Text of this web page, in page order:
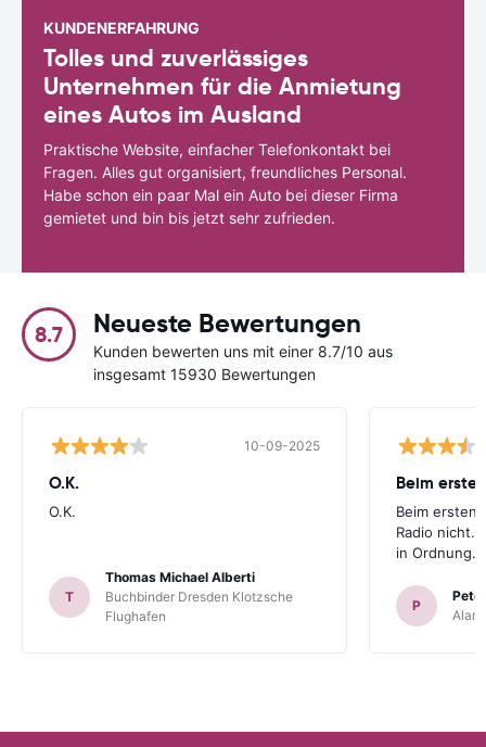
KUNDENERFAHRUNG
Tolles und zuverlässiges
Unternehmen für die Anmietung
eines Autos im Ausland
Praktische Website, einfacher Telefonkontakt bei
Fragen. Alles gut organisiert, freundliches Personal.
Habe schon ein paar Mal ein Auto bei dieser Firma
gemietet und bin bis jetzt sehr zufrieden.
8.7 Neueste Bewertungen
Kunden bewerten uns mit einer 8.7/10 aus
insgesamt 15930 Bewertungen
10-09-2025
O.K.
O.K.
T
Thomas Michael Alberti
Buchbinder Dresden Klotzsche
Flughafen
Beim
Beim ersten
Radio nicht.
in Ordnung.
P